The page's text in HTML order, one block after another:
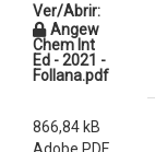
Ver/Abrir:
Angew
Chem Int
Ed - 2021 -
Follana.pdf
866,84 kB
Adobe PDF